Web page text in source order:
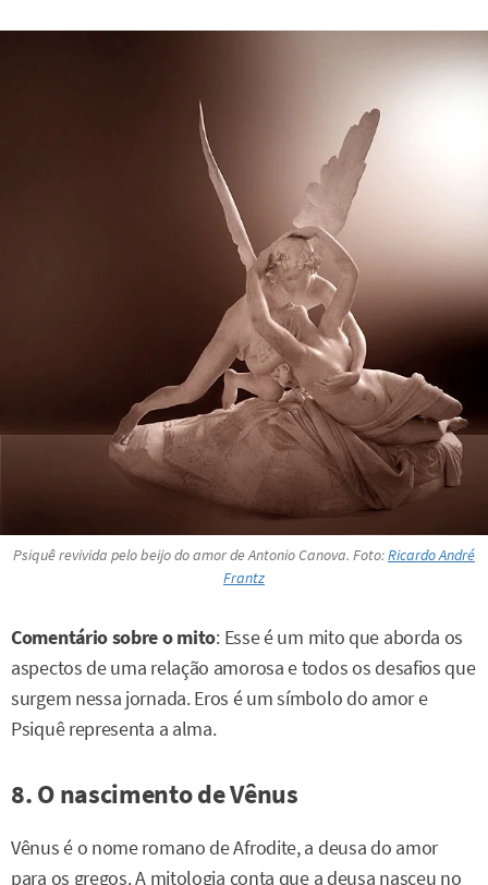
Psiquê revivida pelo beijo do amorde Antonio Canova. Foto:Ricardo André
Frantz
Comentário sobre o mito: Esse é um mito que aborda os
aspectos de uma relação amorosa e todos os desafios que
surgem nessa jornada. Eros é um símbolo do amor e
Psiquê representa a alma.
8. O nascimento de Vênus
Vênus é o nome romano de Afrodite, a deusa do amor
para os gregos. A mitologia conta que a deusa nasceu no